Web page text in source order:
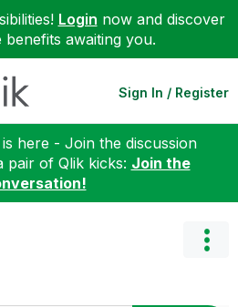
Login now and discover
benefits awaiting you.
Sign In / Register
here - Join the discussion
pair of Qlik kicks: Join the